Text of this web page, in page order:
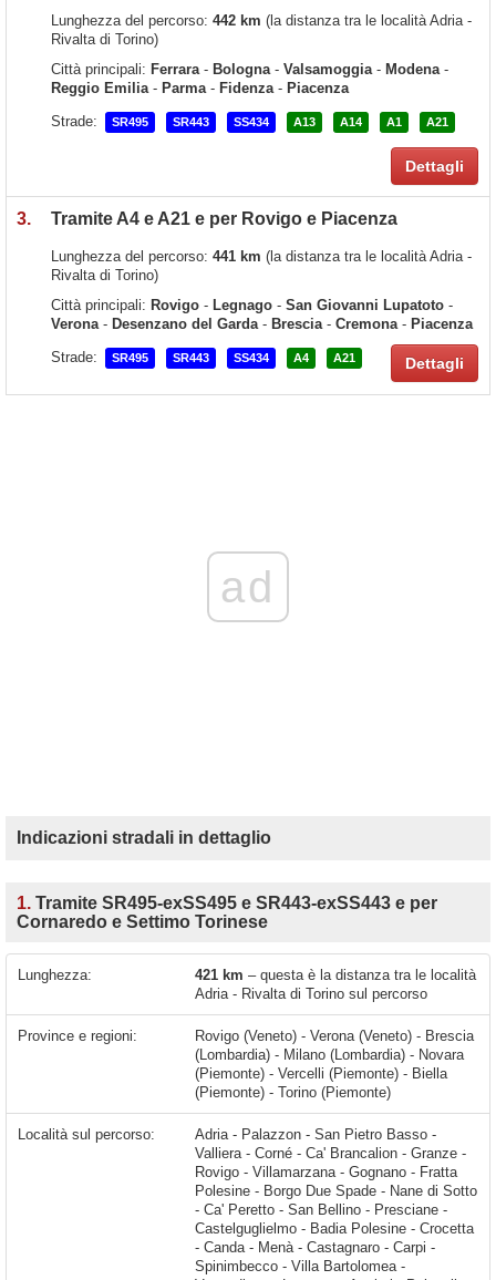
Lunghezza del percorso: 442 km (la distanza tra le località Adria -
Rivalta di Torino)
Città principali: Ferrara- Bologna- Valsamoggia- Modena-
Reggio Emilia- Parma- Fidenza- Piacenza
Strade:
SR495 SR443 SS434 A13 A14 A1 A21
Dettagli
3. Tramite A4 e A21 e per Rovigo e Piacenza
Lunghezza del percorso: 441 km (la distanza tra le località Adria -
Rivalta di Torino)
Città principali: Rovigo - Legnago - San Giovanni Lupatoto -
Verona- Desenzano del Garda- Brescia- Cremona- Piacenza
Strade:
SR495 SR443 SS434 A4 A21 Dettagli
ad
Indicazioni stradali in dettaglio
1. Tramite SR495-exSS495 e SR443-exSS443 e per
Cornaredo e Settimo Torinese
Lunghezza: 421 km – questa è la distanza tra le località
Adria - Rivalta di Torino sul percorso
Province e regioni:
Rovigo (Veneto) - Verona (Veneto) - Brescia
(Lombardia) - Milano (Lombardia) - Novara
(Piemonte) - Vercelli (Piemonte) - Biella
(Piemonte) - Torino (Piemonte)
Località sul percorso: Adria - Palazzon - San Pietro Basso - Valliera - Corné - Ca' Brancalion - Granze - Rovigo - Villamarzana - Gognano - Fratta Polesine - Borgo Due Spade - Nane di Sotto - Ca' Peretto - San Bellino - Presciane - Castelguglielmo - Badia Polesine - Crocetta - Canda - Menà - Castagnaro - Carpi - Spinimbecco - Villa Bartolomea - Vangadizza - Legnago - Angiari - Palesella - Cerea - Villaggio Dionisi - Possessione - San Pietro di Morubio - Roverchiara - Cappafredda - Isola Rizza - Oppeano - Bovolone